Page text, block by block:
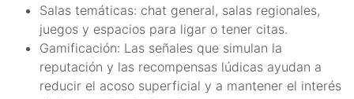
Salas temáticas: chat general, salas regionales,
juegos y espacios para ligar o tener citas.
Gamificación: Las señales que simulan la
reputación y las recompensas lúdicas ayudan a
reducir el acoso superficial y a mantener el interés